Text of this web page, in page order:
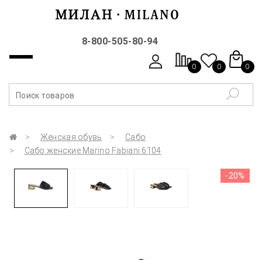
8-800-505-80-94
0 0 0
Женская обувь
Сабо
Сабо женские Marino Fabiani 6104
-20%